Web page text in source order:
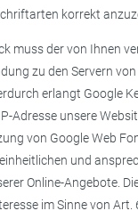
korrekt
muss der von Ihnen
zu den Servern
erlangt Google
Adresse unsere
von Google Web
und
Online-Angebote.
im Sinne von Art.